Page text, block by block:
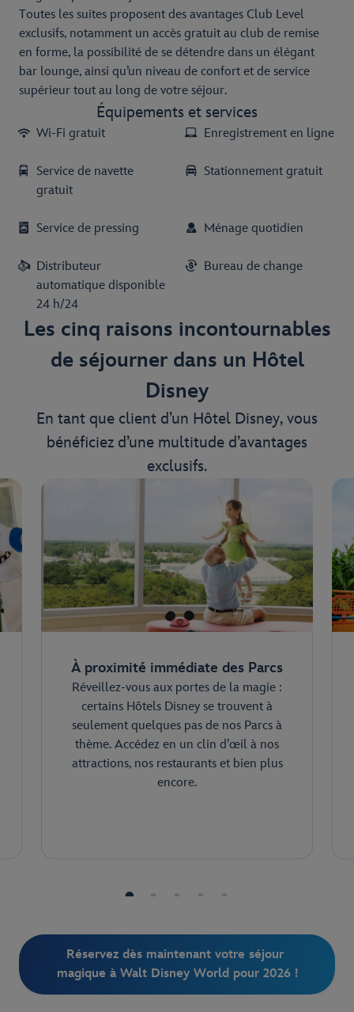
Toutes les suites proposent des avantages Club Level
exclusifs, notamment un accès gratuit au club de remise
en forme, la possibilité de se détendre dans un élégant
bar lounge, ainsi qu’un niveau de confort et de service
supérieur tout au long de votre séjour.
Équipements et services
Wi-Fi gratuit Enregistrement en ligne
Service de navette
gratuit
Stationnement gratuit
Service de pressing Ménage quotidien
Distributeur
automatique disponible
24 h/24
Bureau de change
Les cinq raisons incontournables
de séjourner dans un Hôtel
Disney
En tant que client d’un Hôtel Disney, vous
bénéficiez d’une multitude d’avantages
exclusifs.
À proximité immédiate des Parcs
Réveillez-vous aux portes de la magie :
certains Hôtels Disney se trouvent à
seulement quelques pas de nos Parcs à
thème. Accédez en un clin d’œil à nos
attractions, nos restaurants et bien plus
encore.
Réservez dès maintenant votre séjour
magique à Walt Disney World pour 2026 !